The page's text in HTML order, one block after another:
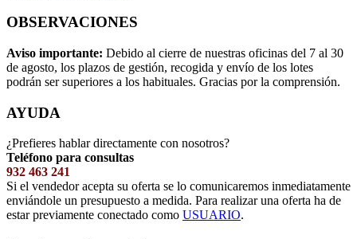
OBSERVACIONES
Aviso importante: Debido al cierre de nuestras oficinas del 7 al 30
de agosto, los plazos de gestión, recogida y envío de los lotes
podrán ser superiores a los habituales. Gracias por la comprensión.
AYUDA
¿Prefieres hablar directamente con nosotros?
Teléfono para consultas
932 463 241
Si el vendedor acepta su oferta se lo comunicaremos inmediatamente
enviándole un presupuesto a medida. Para realizar una oferta ha de
estar previamente conectado como USUARIO.